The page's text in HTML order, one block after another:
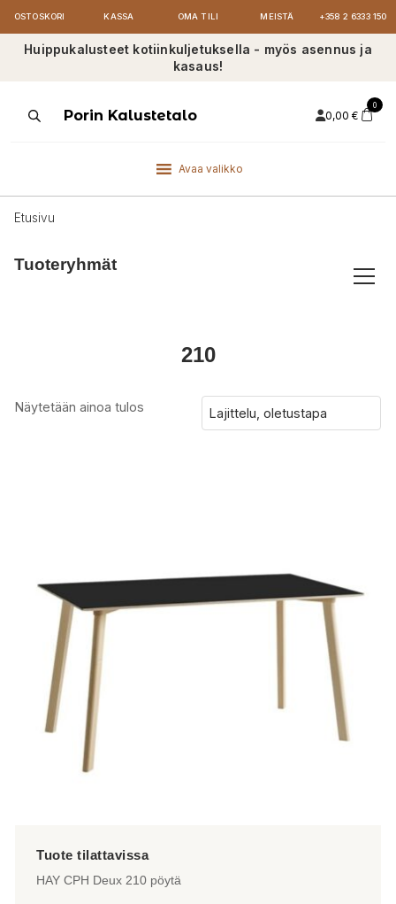
OSTOSKORI KASSA OMA TILI MEISTÄ +358 2 6333 150
Huippukalusteet kotiinkuljetuksella - myös asennus ja
kasaus!
ProductsPorin Kalustetalo 0,00 €
0
Avaa valikko
Etusivu
Tuoteryhmät
210
Näytetään ainoa tulos
HAY CPH Deux 210 pöytä